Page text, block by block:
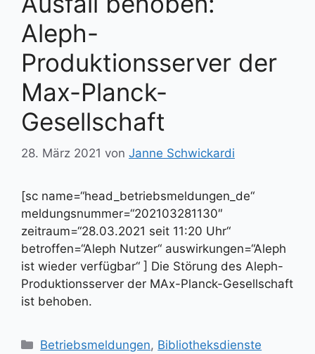
Aleph-
Produktionsserver der
Max-Planck-
Gesellschaft
28. März 2021 von Janne Schwickardi
[sc name=“head_betriebsmeldungen_de“
meldungsnummer=“202103281130″
zeitraum=“28.03.2021 seit 11:20 Uhr“
betroffen=“Aleph Nutzer“ auswirkungen=“Aleph
ist wieder verfügbar“ ] Die Störung des Aleph-
Produktionsserver der MAx-Planck-Gesellschaft
ist behoben.
Kategorien
Betriebsmeldungen, Bibliotheksdienste